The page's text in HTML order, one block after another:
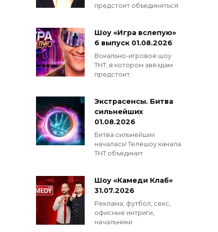
предстоит объединяться
Шоу «Игра вслепую»
6 выпуск 01.08.2026
Вокально-игровое шоу
ТНТ, в котором звёздам
предстоит
Экстрасенсы. Битва
сильнейших
01.08.2026
Битва сильнейших
началась! Телешоу канала
ТНТ объединит
Шоу «Камеди Клаб»
31.07.2026
Реклама, футбол, секс,
офисные интриги,
начальники